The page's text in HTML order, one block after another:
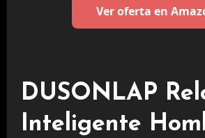
Ver oferta en
DUSONLAP
Inteligente